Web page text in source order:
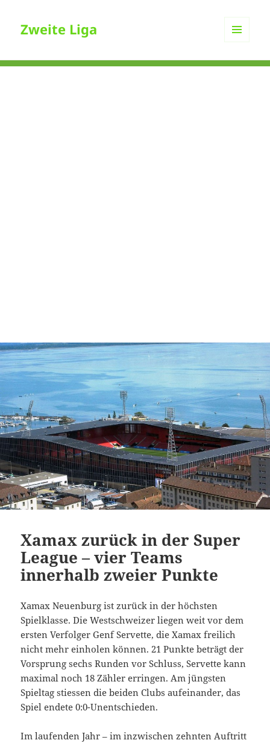
Zweite Liga
WIDGETS
Xamax zurück in der Super
League – vier Teams
innerhalb zweier Punkte
Xamax Neuenburg ist zurück in der höchsten
Spielklasse. Die Westschweizer liegen weit vor dem
ersten Verfolger Genf Servette, die Xamax freilich
nicht mehr einholen können. 21 Punkte beträgt der
Vorsprung sechs Runden vor Schluss, Servette kann
maximal noch 18 Zähler erringen. Am jüngsten
Spieltag stiessen die beiden Clubs aufeinander, das
Spiel endete 0:0-Unentschieden.
Im laufenden Jahr – im inzwischen zehnten Auftritt